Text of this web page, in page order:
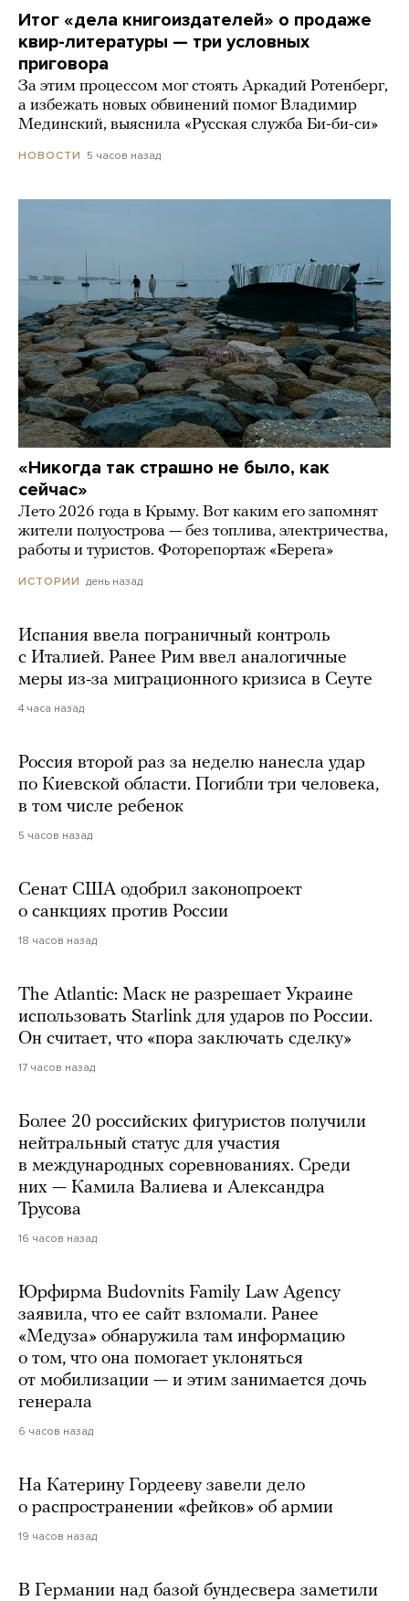
Итог «дела книгоиздателей» о продаже
квир-литературы — три условных
приговора
За этим процессом мог стоять Аркадий Ротенберг,
а избежать новых обвинений помог Владимир
Мединский, выяснила «Русская служба Би-би-си»
НОВОСТИ 5 часов назад
«Никогда так страшно не было, как
сейчас»
Лето 2026 года в Крыму. Вот каким его запомнят
жители полуострова — без топлива, электричества,
работы и туристов. Фоторепортаж «Берега»
ИСТОРИИ день назад
Испания ввела пограничный контроль
с Италией. Ранее Рим ввел аналогичные
меры из-за миграционного кризиса в Сеуте
4 часа назад
Россия второй раз за неделю нанесла удар
по Киевской области. Погибли три человека,
в том числе ребенок
5 часов назад
Сенат США одобрил законопроект
о санкциях против России
18 часов назад
The Atlantic: Маск не разрешает Украине
использовать Starlink для ударов по России.
Он считает, что «пора заключать сделку»
17 часов назад
Более 20 российских фигуристов получили
нейтральный статус для участия
в международных соревнованиях. Среди
них — Камила Валиева и Александра
Трусова
16 часов назад
Юрфирма Budovnits Family Law Agency
заявила, что ее сайт взломали. Ранее
«Медуза» обнаружила там информацию
о том, что она помогает уклоняться
от мобилизации — и этим занимается дочь
генерала
6 часов назад
На Катерину Гордееву завели дело
о распространении «фейков» об армии
19 часов назад
В Германии над базой бундесвера заметили